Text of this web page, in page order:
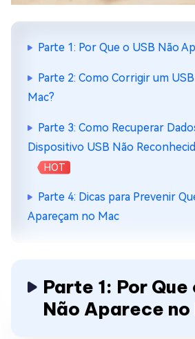
Parte 1: Por Que o USB Não
Parte 2: Como Corrigir um
Mac?
Parte 3: Como Recuperar
Dispositivo USB Não
HOT
Parte 4: Dicas para Prevenir
Apareçam no Mac
Parte 1: Por Que
Não Aparece no